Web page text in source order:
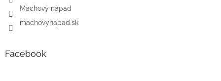
Machový nápad
machovynapad.sk
Facebook